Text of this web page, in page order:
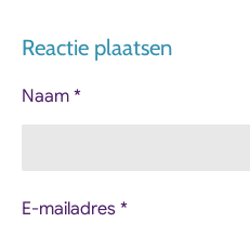
e
n
l
r
e
e
n
Reactie plaatsen
Naam *
E-mailadres *